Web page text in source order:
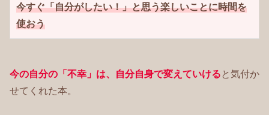
今すぐ「自分がしたい！」と思う楽しいことに時間を
使おう
今の自分の「不幸」は、自分自身で変えていける と気付か
せてくれた本。